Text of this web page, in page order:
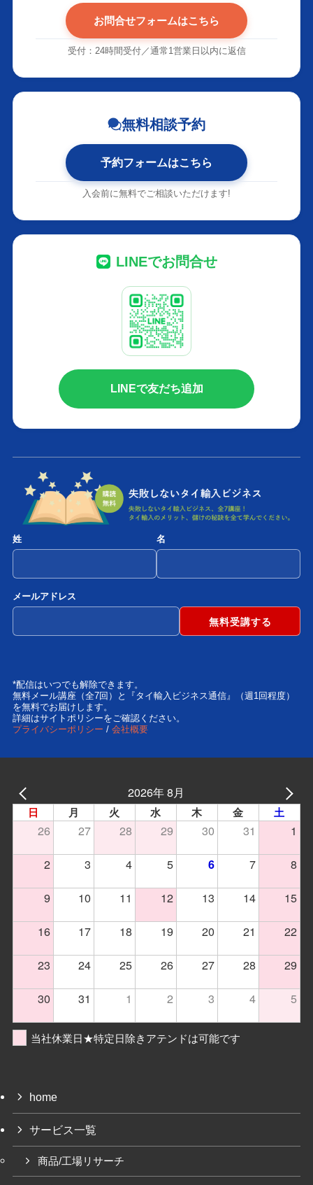
お問合せフォームはこちら
受付：24時間受付／通常1営業日以内に返信
無料相談予約
予約フォームはこちら
入会前に無料でご相談いただけます!
LINEでお問合せ
LINEで友だち追加
姓 名
メールアドレス
*配信はいつでも解除できます。
無料メール講座（全7回）と『タイ輸入ビジネス通信』（週1回程度）
を無料でお届けします。
詳細はサイトポリシーをご確認ください。
プライバシーポリシー / 会社概要
2026年 8月
日 月 火 水 木 金 土
26 27 28 29 30 31
1
2
3 4 5 6 7
8
9
10 11 12 13 14
15
16
17 18 19 20 21
22
23
24 25 26 27 28
29
30
31 1 2 3 4 5
当社休業日★特定日除きアテンドは可能です
home
サービス一覧
商品/工場リサーチ